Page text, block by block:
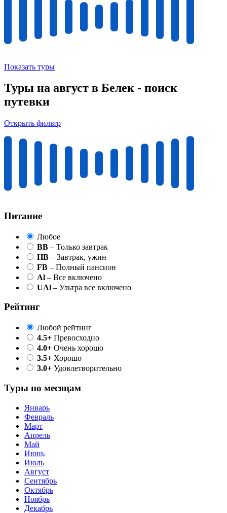
Показать туры
Туры на август в Белек - поиск
путевки
Открыть фильтр
Питание
Любое
BB – Только завтрак
HB – Завтрак, ужин
FB – Полный пансион
Al – Все включено
UAl – Ультра все включено
Рейтинг
Любой рейтинг
4.5+ Превосходно
4.0+ Очень хорошо
3.5+ Хорошо
3.0+ Удовлетворительно
Туры по месяцам
Январь
Февраль
Март
Апрель
Май
Июнь
Июль
Август
Сентябрь
Октябрь
Ноябрь
Декабрь